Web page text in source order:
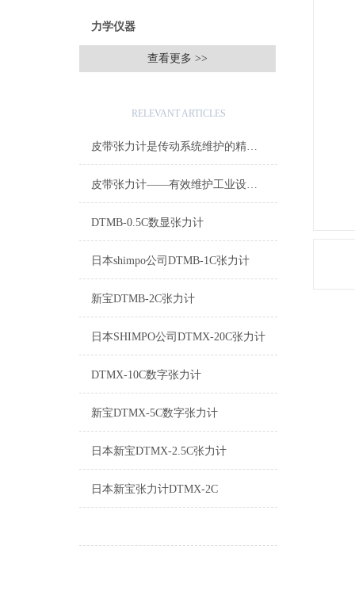
力学仪器
查看更多 >>
RELEVANT ARTICLES
皮带张力计是传动系统维护的精密助手
皮带张力计——有效维护工业设备稳定运行的利器
DTMB-0.5C数显张力计
日本shimpo公司DTMB-1C张力计
新宝DTMB-2C张力计
日本SHIMPO公司DTMX-20C张力计
DTMX-10C数字张力计
新宝DTMX-5C数字张力计
日本新宝DTMX-2.5C张力计
日本新宝张力计DTMX-2C